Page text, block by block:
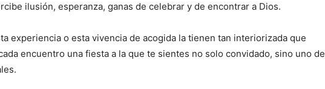
ilusión, esperanza, ganas de celebrar y de encontrar a Dios.
experiencia o esta vivencia de acogida la tienen tan interiorizada que
encuentro una fiesta a la que te sientes no solo convidado, sino uno de